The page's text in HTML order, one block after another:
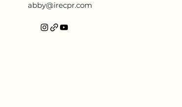
abby@irecpr.com